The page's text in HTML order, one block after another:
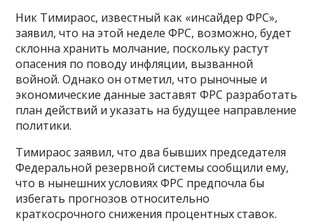
Ник Тимираос, известный как «инсайдер ФРС»,
заявил, что на этой неделе ФРС, возможно, будет
склонна хранить молчание, поскольку растут
опасения по поводу инфляции, вызванной
войной. Однако он отметил, что рыночные и
экономические данные заставят ФРС разработать
план действий и указать на будущее направление
политики.
Тимираос заявил, что два бывших председателя
Федеральной резервной системы сообщили ему,
что в нынешних условиях ФРС предпочла бы
избегать прогнозов относительно
краткосрочного снижения процентных ставок.